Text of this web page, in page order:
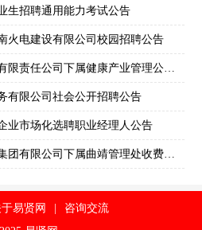
生招聘通用能力考试公告
火电建设有限公司校园招聘公告
2025年昆明巫家坝建设发展有限责任公司下属健康产业管理公司第一批次社会招聘公告
有限公司社会公开招聘公告
业市场化选聘职业经理人公告
2025年云南省交通投资建设集团有限公司下属曲靖管理处收费员招聘公告
易贤网
咨询交流